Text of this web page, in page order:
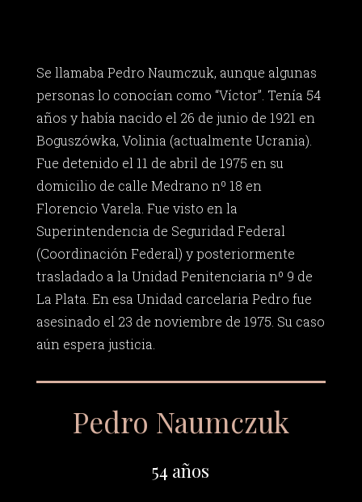
Se llamaba Pedro Naumczuk, aunque algunas
personas lo conocían como “Víctor”. Tenía 54
años y había nacido el 26 de junio de 1921 en
Boguszówka, Volinia (actualmente Ucrania).
Fue detenido el 11 de abril de 1975 en su
domicilio de calle Medrano nº 18 en
Florencio Varela. Fue visto en la
Superintendencia de Seguridad Federal
(Coordinación Federal) y posteriormente
trasladado a la Unidad Penitenciaria nº 9 de
La Plata. En esa Unidad carcelaria Pedro fue
asesinado el 23 de noviembre de 1975. Su caso
aún espera justicia.
Pedro Naumczuk
54 años